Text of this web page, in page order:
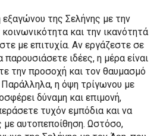
της Σελήνης με την
και την ικανότητά
με επιτυχία. Αν εργάζεστε σε
παρουσιάσετε ιδέες, η μέρα είναι
την προσοχή και τον θαυμασμό
η όψη τρίγωνου με
δύναμη και επιμονή,
τυχόν εμπόδια και να
με αυτοπεποίθηση. Ωστόσο,